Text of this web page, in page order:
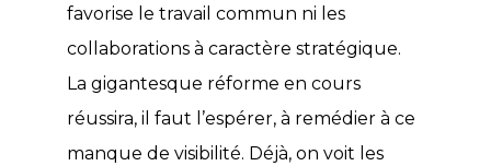
favorise le travail commun ni les
collaborations à caractère stratégique.
La gigantesque réforme en cours
réussira, il faut l’espérer, à remédier à ce
manque de visibilité. Déjà, on voit les